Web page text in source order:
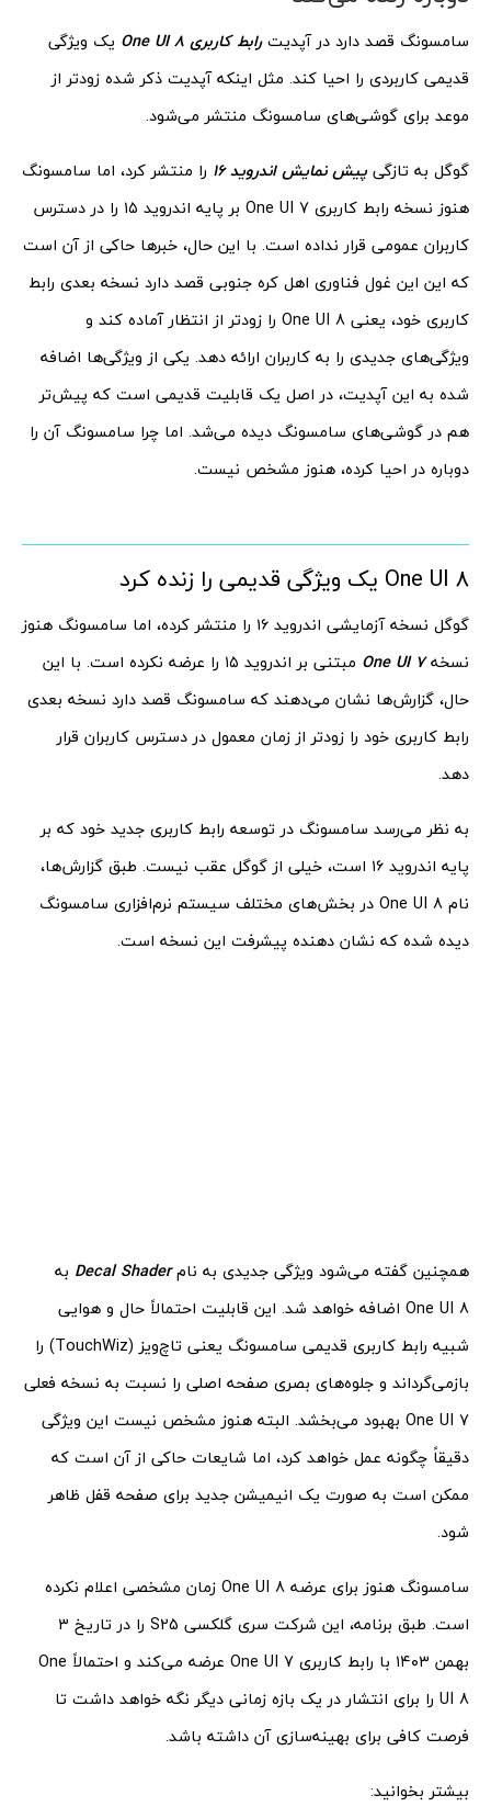
سامسونگ قصد دارد در آپدیترابط کاربری One UI 8 یک ویژگی
قدیمی کاربردی را احیا کند. مثل اینکه آپدیت ذکر شده زودتر از
موعد برای گوشی‌های سامسونگ منتشر می‌شود.
گوگل به تازگی پیش‌ نمایش اندروید ۱۶
را منتشر کرد، اما سامسونگ
هنوز نسخه رابط کاربری One UI 7 بر پایه اندروید ۱۵ را در دسترس
کاربران عمومی قرار نداده است. با این حال، خبرها حاکی از آن است
که این این غول فناوری اهل کره جنوبی قصد دارد نسخه بعدی رابط
کاربری خود، یعنی One UI 8 را زودتر از انتظار آماده کند و
ویژگی‌های جدیدی را به کاربران ارائه دهد. یکی از ویژگی‌ها اضافه
شده به این آپدیت، در اصل یک قابلیت قدیمی است که پیش‌تر
هم در گوشی‌های سامسونگ دیده می‌شد. اما چرا سامسونگ آن را
دوباره در احیا کرده، هنوز مشخص نیست.
One UI 8 یک ویژگی قدیمی را زنده کرد
گوگل نسخه آزمایشی اندروید ۱۶ را منتشر کرده، اما سامسونگ هنوز
نسخهOne UI 7
مبتنی بر اندروید ۱۵ را عرضه نکرده است. با این
حال، گزارش‌ها نشان می‌دهند که سامسونگ قصد دارد نسخه بعدی
رابط کاربری خود را زودتر از زمان معمول در دسترس کاربران قرار
دهد.
به نظر می‌رسد سامسونگ در توسعه رابط کاربری جدید خود که بر
پایه اندروید ۱۶ است، خیلی از گوگل عقب نیست. طبق گزارش‌ها،
نام One UI 8 در بخش‌های مختلف سیستم نرم‌افزاری سامسونگ
دیده شده که نشان‌ دهنده پیشرفت این نسخه است.
همچنین گفته می‌شود ویژگی جدیدی به نامDecal Shader به
One UI 8 اضافه خواهد شد. این قابلیت احتمالاً حال و هوایی
شبیه رابط کاربری قدیمی سامسونگ یعنی تاچ‌ویز (TouchWiz) را
بازمی‌گرداند و جلوه‌های بصری صفحه اصلی را نسبت به نسخه فعلی
One UI 7 بهبود می‌بخشد. البته هنوز مشخص نیست این ویژگی
دقیقاً چگونه عمل خواهد کرد، اما شایعات حاکی از آن است که
ممکن است به‌ صورت یک انیمیشن جدید برای صفحه قفل ظاهر
شود.
سامسونگ هنوز برای عرضه One UI 8 زمان مشخصی اعلام نکرده
است. طبق برنامه، این شرکت سری گلکسی S25 را در تاریخ ۳
بهمن ۱۴۰۳ با رابط کاربری One UI 7 عرضه می‌کند و احتمالاً One
UI 8 را برای انتشار در یک بازه زمانی دیگر نگه خواهد داشت تا
فرصت کافی برای بهینه‌سازی آن داشته باشد.
بیشتر بخوانید: